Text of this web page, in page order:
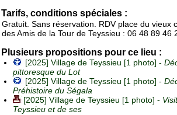
Tarifs, conditions spéciales :
Gratuit. Sans réservation. RDV place du vieux
des Amis de la Tour de Teyssieu : 06 48 89 46
Plusieurs propositions pour ce lieu :
[2025] Village de Teyssieu [1 photo] -
pittoresque du Lot
[2025] Village de Teyssieu [1 photo] -
Préhistoire du Ségala
[2025] Village de Teyssieu [1 photo] -
Teyssieu et de ses